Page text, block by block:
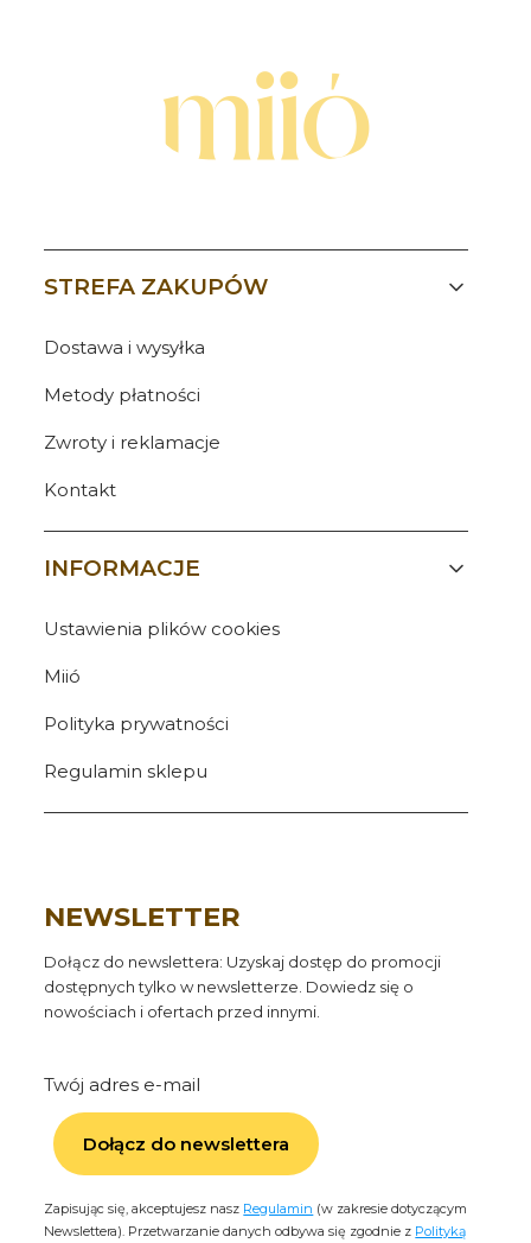
Linki w stopce
STREFA ZAKUPÓW
Dostawa i wysyłka
Metody płatności
Zwroty i reklamacje
Kontakt
INFORMACJE
Ustawienia plików cookies
Miió
Polityka prywatności
Regulamin sklepu
NEWSLETTER
Dołącz do newslettera: Uzyskaj dostęp do promocji
dostępnych tylko w newsletterze. Dowiedz się o
nowościach i ofertach przed innymi.
Twój adres e-mail
Dołącz do newslettera
Zapisując się, akceptujesz nasz Regulamin (w zakresie dotyczącym
Newslettera). Przetwarzanie danych odbywa się zgodnie z Polityką